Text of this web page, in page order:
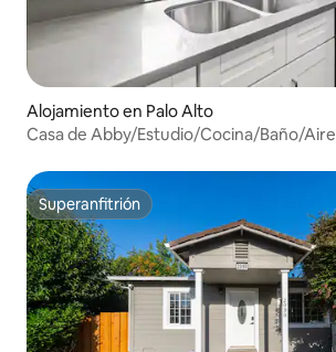
Alojamiento en Palo Alto
Casa de Abby/Estudio/Cocina/Baño/Aire
Superanfitrión
Superanfitrión